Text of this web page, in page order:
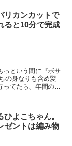
リカンカットで
ると10分で完成
っという間に『ボサ
ってたら、年間の散
ひよこちゃん。
ゼントは編み物